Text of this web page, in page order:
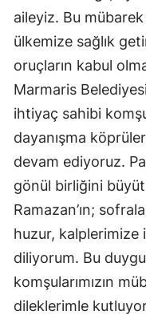
aileyiz. Bu
ülkemize sağlık
oruçların kabul
Marmaris
ihtiyaç sahibi
dayanışma
devam ediyoruz.
gönül birliğini
Ramazan’ın;
huzur, kalplerimize
diliyorum. Bu
komşularımızın
dileklerimle